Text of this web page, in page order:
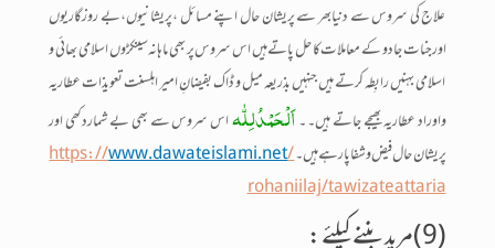
علاج کی سروس سے دنیابھر سے پریشان حال اپنے مسائل ،پریشانیوں،بے روزگاریوں
اورجنات جادو کے معاملات کا حل پاتے ہیں اس سروس پر بھی ماہانہ سینکڑوں اسلامی بھائی و
اسلامی بہنیں رابِطہ کرتے ہیں جنہیں بذریعہ میل و ڈاک بفیضانِ امیر اہلسنت تعویذات عطاریہ
واوراد عطاریہ بھیجے جاتے ہیں۔ ۔اَلْحَمْدُلِلّٰہاس سروس سے بھی بے شماردکھی اور
پریشان حال فیض و شفا پارہے ہیں۔
https://www.dawateislami.net/
rohaniilaj/tawizateattaria
(9)مرید بننے کیلئے :